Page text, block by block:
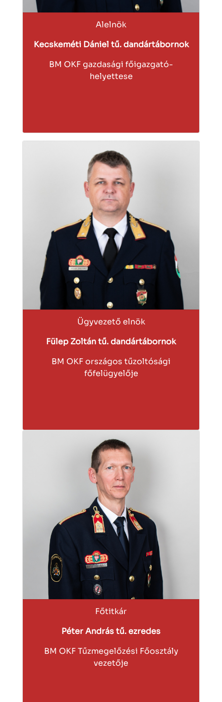
Alelnök
Kecskeméti Dániel tű. dandártábornok
BM OKF gazdasági főigazgató-
helyettese
Ügyvezető elnök
Fülep Zoltán tű. dandártábornok
BM OKF országos tűzoltósági
főfelügyelője
Főtitkár
Péter András tű. ezredes
BM OKF Tűzmegelőzési Főosztály
vezetője